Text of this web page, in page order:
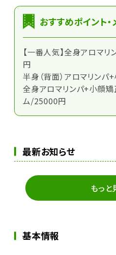
おすすめポイント・
【一番人気】全身アロマ
円
半身（背面）アロマリン
全身アロマリンパ+小顔矯
ム/25000円
最新お知らせ
もっと
基本情報